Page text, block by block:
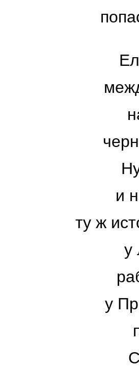
и
ту ж
у
у